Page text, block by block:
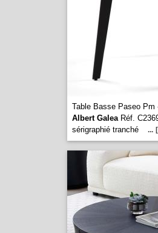
Table Basse Paseo Pm
Albert GaleaRéf.
sérigraphié tranché
...